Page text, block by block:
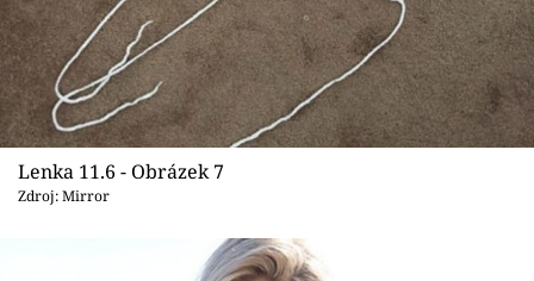
Lenka 11.6 - Obrázek 7
Zdroj: Mirror